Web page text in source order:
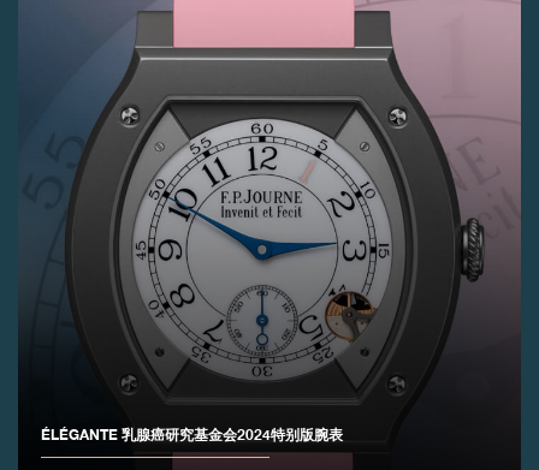
ÉLÉGANTE 乳腺癌研究基金会2024特别版腕表
伪冒品